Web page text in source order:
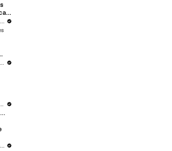
|
|
beIN SPORTS USA
Major League Soccer
Enparle
il y a 2 semaines
Architectural Digest